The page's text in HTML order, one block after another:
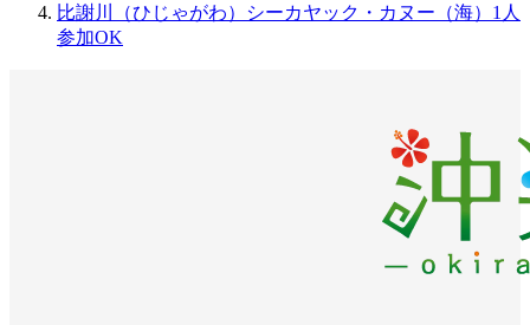
比謝川（ひじゃがわ）シーカヤック・カヌー（海）1人
参加OK